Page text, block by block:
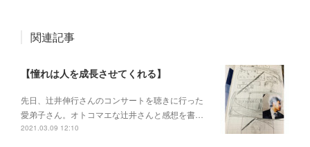
関連記事
【憧れは人を成長させてくれる】
先日、辻井伸行さんのコンサートを 聴きに行った
愛弟子さん。 オトコマエな辻井さんと 感想を書…
2021.03.09 12:10